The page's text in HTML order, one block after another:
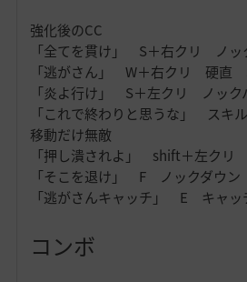
強化後のCC
「全てを貫け」 S＋右クリ ノ
「逃がさん」 W＋右クリ 硬直
「炎よ行け」 S＋左クリ ノッ
「これで終わりと思うな」 ス
移動だけ無敵
「押し潰されよ」 shift＋左ク
「そこを退け」 F ノックダウ
「逃がさんキャッチ」 E キャ
コンボ